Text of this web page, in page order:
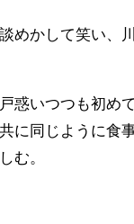
めかして笑い、
惑いつつも初め
に同じように食
む。